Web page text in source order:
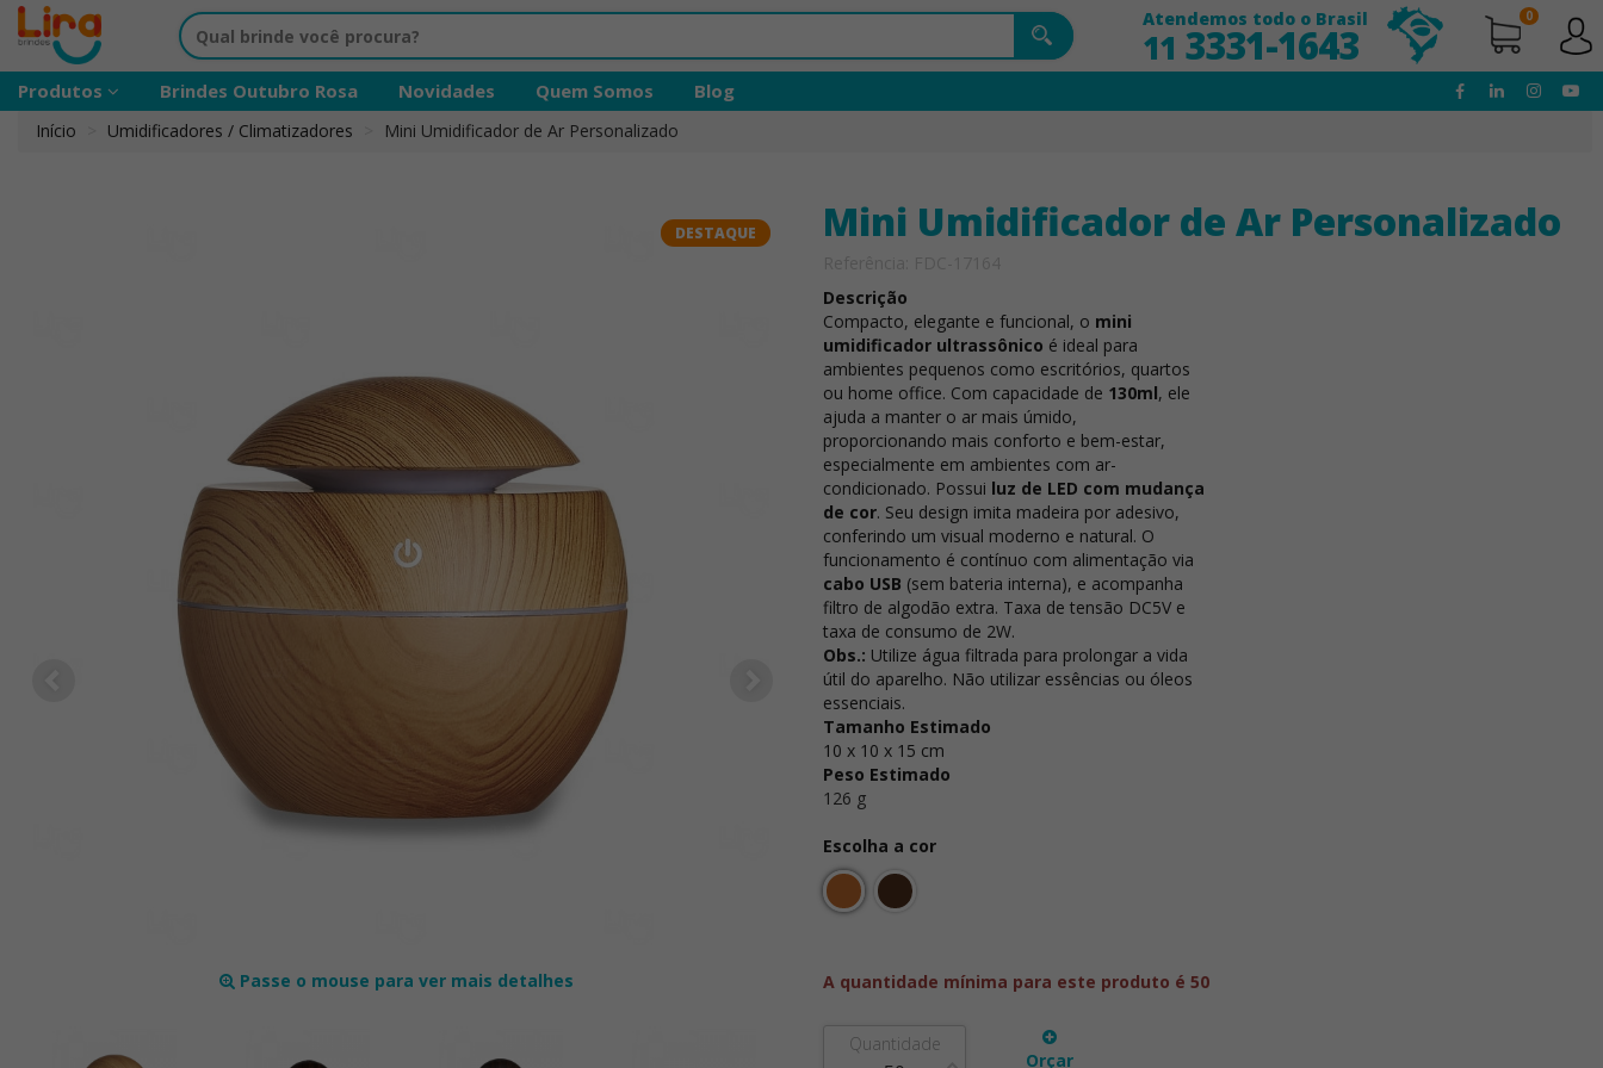
Atendemos todo o Brasil
11 3331-1643
0
Produtos Brindes Outubro Rosa Novidades Quem Somos Blog
Início Umidificadores / Climatizadores Mini Umidificador de Ar Personalizado
DESTAQUE
Passe o mouse para ver mais detalhes
Mini Umidificador de Ar Personalizado
Descrição
Compacto, elegante e funcional, o mini
umidificador ultrassônico é ideal para
ambientes pequenos como escritórios, quartos
ou home office. Com capacidade de 130ml, ele
ajuda a manter o ar mais úmido,
proporcionando mais conforto e bem-estar,
especialmente em ambientes com ar-
condicionado. Possui luz de LED com mudança
de cor. Seu design imita madeira por adesivo,
conferindo um visual moderno e natural. O
funcionamento é contínuo com alimentação via
cabo USB (sem bateria interna), e acompanha
filtro de algodão extra. Taxa de tensão DC5V e
taxa de consumo de 2W.
Obs.: Utilize água filtrada para prolongar a vida
útil do aparelho. Não utilizar essências ou óleos
essenciais.
Tamanho Estimado
10 x 10 x 15 cm
Peso Estimado
126 g
Escolha a cor
A quantidade mínima para este produto é 50
Quantidade
Orçar